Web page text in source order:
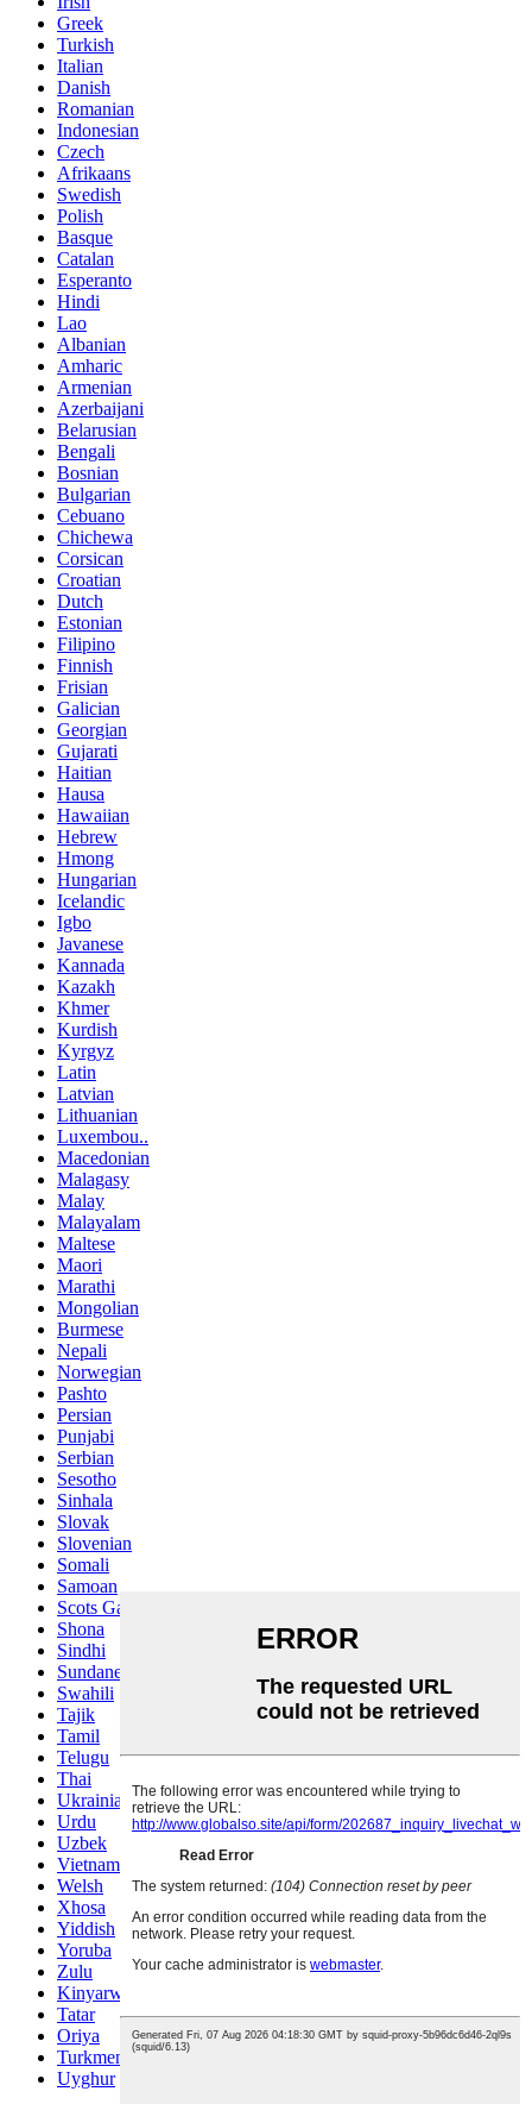
Greek
Turkish
Italian
Danish
Romanian
Indonesian
Czech
Afrikaans
Swedish
Polish
Basque
Catalan
Esperanto
Hindi
Lao
Albanian
Amharic
Armenian
Azerbaijani
Belarusian
Bengali
Bosnian
Bulgarian
Cebuano
Chichewa
Corsican
Croatian
Dutch
Estonian
Filipino
Finnish
Frisian
Galician
Georgian
Gujarati
Haitian
Hausa
Hawaiian
Hebrew
Hmong
Hungarian
Icelandic
Igbo
Javanese
Kannada
Kazakh
Khmer
Kurdish
Kyrgyz
Latin
Latvian
Lithuanian
Luxembou..
Macedonian
Malagasy
Malay
Malayalam
Maltese
Maori
Marathi
Mongolian
Burmese
Nepali
Norwegian
Pashto
Persian
Punjabi
Serbian
Sesotho
Sinhala
Slovak
Slovenian
Somali
Samoan
Scots Gaelic
Shona
Sindhi
Sundanese
Swahili
Tajik
Tamil
Telugu
Thai
Ukrainian
Urdu
Uzbek
Vietnamese
Welsh
Xhosa
Yiddish
Yoruba
Zulu
Kinyarwanda
Tatar
Oriya
Turkmen
Uyghur